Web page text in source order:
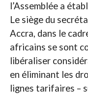
l’Assemblée a
Le siège du
Accra, dans le
africains se sont
libéraliser
en éliminant les
lignes tarifaires –